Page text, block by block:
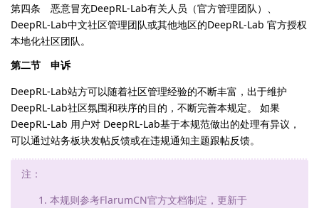
第四条 恶意冒充DeepRL-Lab有关人员（官方管理团队）、
DeepRL-Lab中文社区管理团队或其他地区的DeepRL-Lab 官方授权
本地化社区团队。
第二节 申诉
DeepRL-Lab站方可以随着社区管理经验的不断丰富，出于维护
DeepRL-Lab社区氛围和秩序的目的，不断完善本规定。 如果
DeepRL-Lab 用户对 DeepRL-Lab基于本规范做出的处理有异议，
可以通过站务板块发帖反馈或在违规通知主题跟帖反馈。
注：
本规则参考FlarumCN官方文档制定，更新于